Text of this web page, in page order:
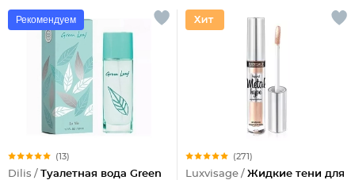
Рекомендуем
(13)
Dilis / Туалетная вода Green
(271)
Luxvisage / Жидкие тени для